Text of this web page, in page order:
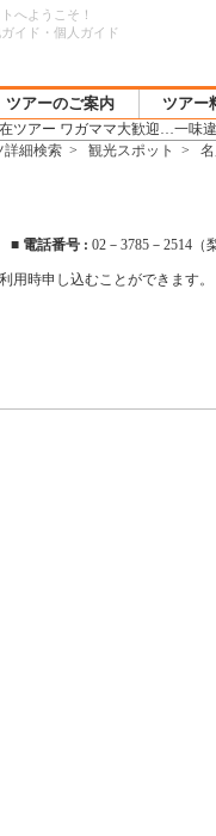
へようこそ！
イド・個人ガイド
ツアーのご案内 ツアー
詳細検索 > 観光スポット >
■ 電話番号 : 02－3785－2514（
利用時申し込むことができます。